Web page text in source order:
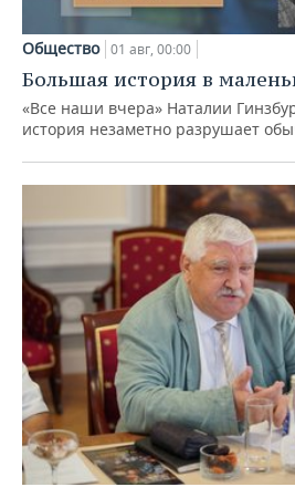
Общество 01 авг, 00:00
Большая история в
«Все наши вчера» Наталии
история незаметно разрушает